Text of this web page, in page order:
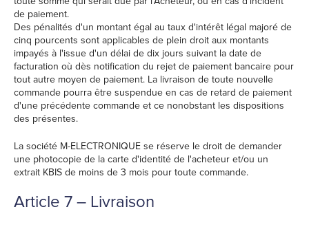
de paiement.
Des pénalités d'un montant égal au taux d'intérêt légal majoré de
cinq pourcents sont applicables de plein droit aux montants
impayés à l'issue d'un délai de dix jours suivant la date de
facturation où dès notification du rejet de paiement bancaire pour
tout autre moyen de paiement. La livraison de toute nouvelle
commande pourra être suspendue en cas de retard de paiement
d'une précédente commande et ce nonobstant les dispositions
des présentes.
La société M-ELECTRONIQUE se réserve le droit de demander
une photocopie de la carte d'identité de l'acheteur et/ou un
extrait KBIS de moins de 3 mois pour toute commande.
Article 7 – Livraison